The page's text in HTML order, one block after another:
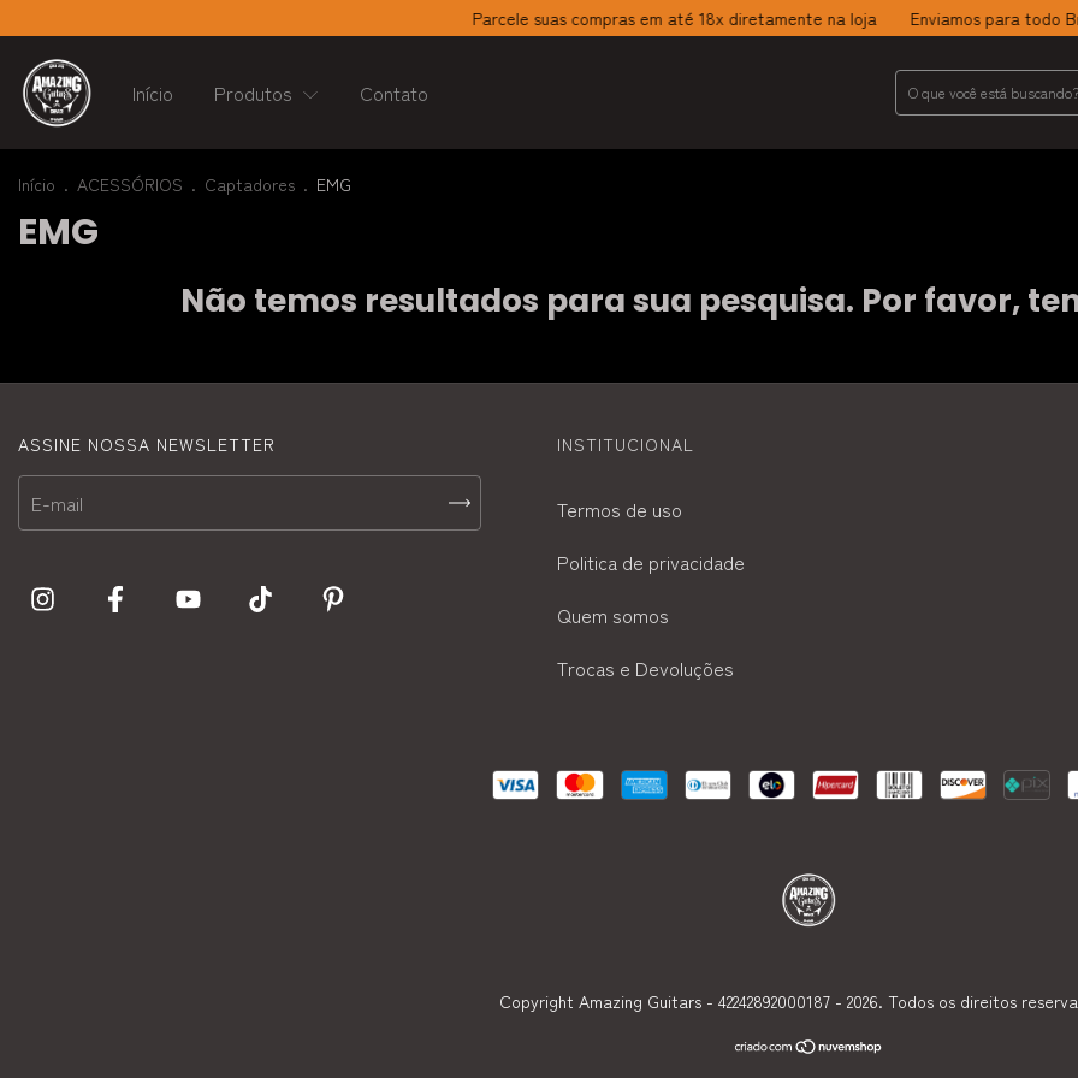
Parcele suas compras em até 18x diretamente na loja Enviamos para todo
Início Produtos Contato
Início . ACESSÓRIOS . Captadores . EMG
EMG
Não temos resultados para sua pesquisa. Por favor,
ASSINE NOSSA NEWSLETTER INSTITUCIONAL
Termos de uso
Politica de privacidade
Quem somos
Trocas e Devoluções
Copyright Amazing Guitars - 42242892000187 - 2026. Todos os direitos